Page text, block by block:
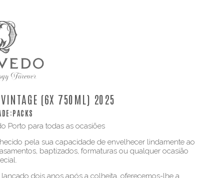
VINTAGE (6X 750ML) 2025
PACKS
Porto para todas as ocasiões
pela sua capacidade de envelhecer lindamente ao
baptizados, formaturas ou qualquer ocasião